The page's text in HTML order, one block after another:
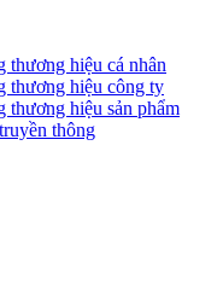
hiệu cá nhân
thương hiệu công ty
hiệu sản phẩm
thông